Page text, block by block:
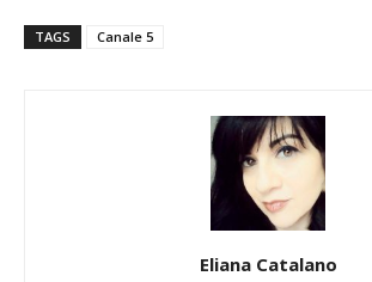
TAGS Canale 5
Eliana Catalano